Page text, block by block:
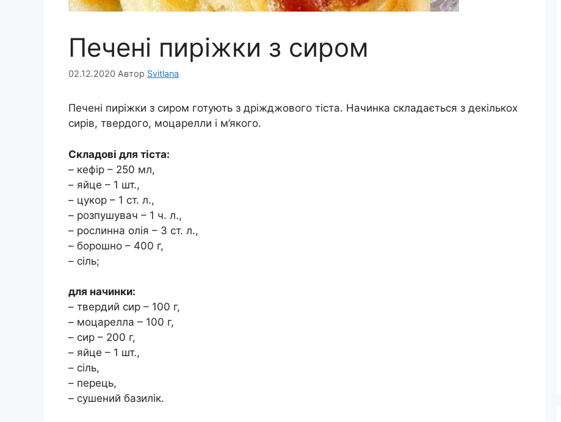
Печені пиріжки з сиром
02.12.2020 Автор Svitlana
Печені пиріжки з сиром готують з дріжджового тіста. Начинка складається з декількох
сирів, твердого, моцарелли і м’якого.
Складові для тіста:
– кефір – 250 мл,
– яйце – 1 шт.,
– цукор – 1 ст. л.,
– розпушувач – 1 ч. л.,
– рослинна олія – 3 ст. л.,
– борошно – 400 г,
– сіль;
для начинки:
– твердий сир – 100 г,
– моцарелла – 100 г,
– сир – 200 г,
– яйце – 1 шт.,
– сіль,
– перець,
– сушений базилік.